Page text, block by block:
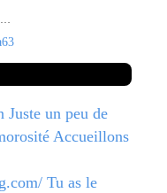
…
un peu de
Accueillons
Tu as le